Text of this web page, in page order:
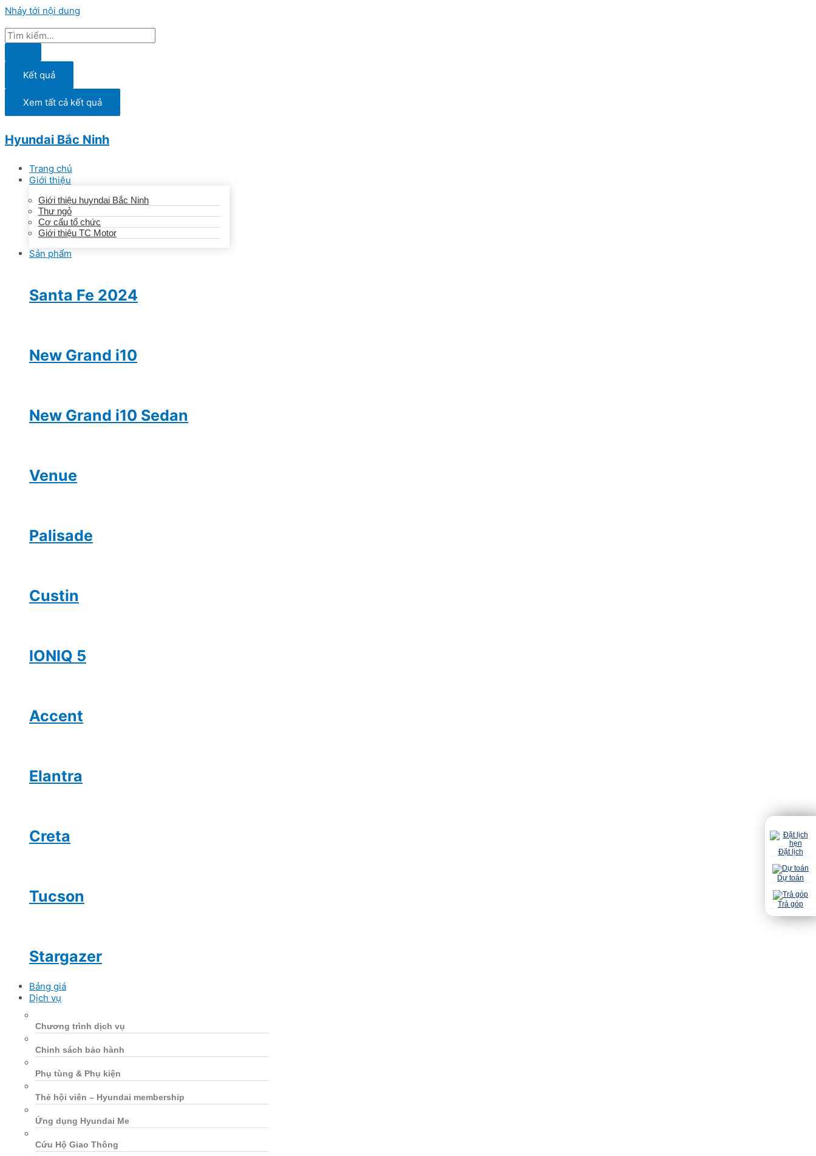
Nhảy tới nội dung
Kết quả
Xem tất cả kết quả
Hyundai Bắc Ninh
Trang chủ
Giới thiệu
Giới thiệu huyndai Bắc Ninh
Thư ngỏ
Cơ cấu tổ chức
Giới thiệu TC Motor
Sản phẩm
Santa Fe 2024
New Grand i10
New Grand i10 Sedan
Venue
Palisade
Custin
IONIQ 5
Accent
Elantra
Creta
Tucson
Stargazer
Bảng giá
Dịch vụ
Chương trình dịch vụ
Chinh sách bảo hành
Phụ tùng & Phụ kiện
Thẻ hội viên – Hyundai membership
Ứng dụng Hyundai Me
Cứu Hộ Giao Thông
Đặt lịch
Dự toán
Trả góp